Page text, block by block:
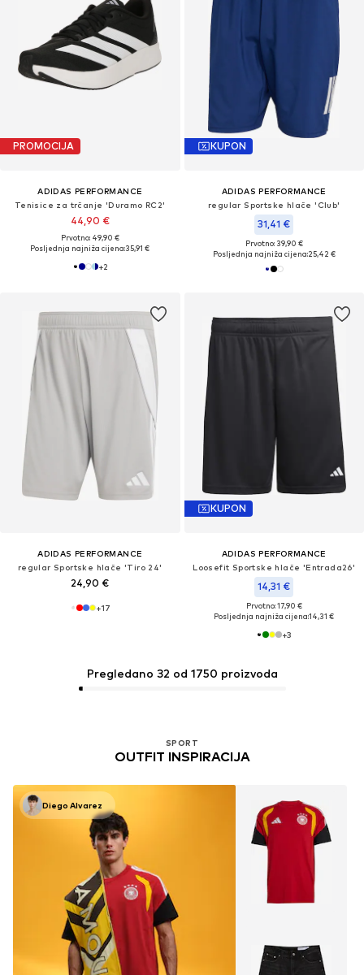
PROMOCIJA
ADIDAS PERFORMANCE
Tenisice za trčanje 'Duramo RC2'
44,90 €
Prvotno: 49,90 €
Posljednja najniža cijena:35,91 €
+2
KUPON
ADIDAS PERFORMANCE
regular Sportske hlače 'Club'
31,41 €
Prvotno: 39,90 €
Posljednja najniža cijena:25,42 €
ADIDAS PERFORMANCE
regular Sportske hlače 'Tiro 24'
24,90 €
+17
KUPON
ADIDAS PERFORMANCE
Loosefit Sportske hlače 'Entrada26'
14,31 €
Prvotno: 17,90 €
Posljednja najniža cijena:14,31 €
+3
Pregledano 32 od 1750 proizvoda
SPORT
OUTFIT INSPIRACIJA
Diego Alvarez